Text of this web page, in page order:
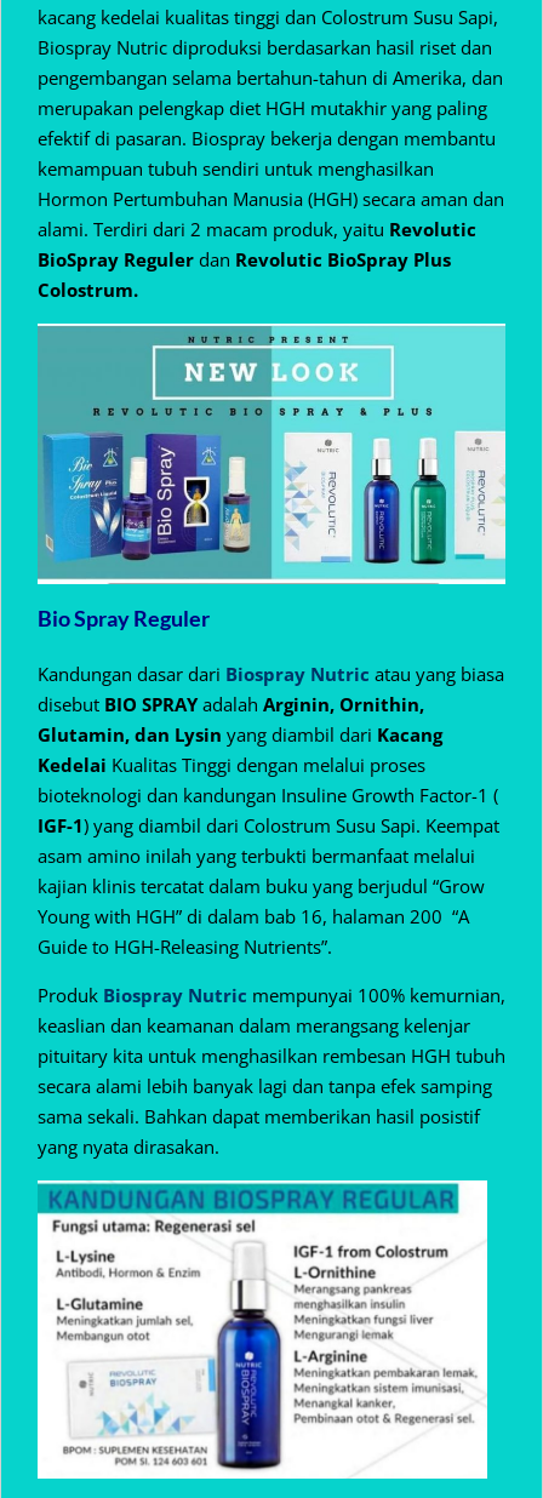
kacang kedelai kualitas tinggi dan Colostrum Susu Sapi,
Biospray Nutric diproduksi berdasarkan hasil riset dan
pengembangan selama bertahun-tahun di Amerika, dan
merupakan pelengkap diet HGH mutakhir yang paling
efektif di pasaran. Biospray bekerja dengan membantu
kemampuan tubuh sendiri untuk menghasilkan
Hormon Pertumbuhan Manusia (HGH) secara aman dan
alami. Terdiri dari 2 macam produk, yaitu Revolutic
BioSpray Reguler dan Revolutic BioSpray Plus
Colostrum.
Bio Spray Reguler
Kandungan dasar dari Biospray Nutric atau yang biasa
disebut BIO SPRAYadalah Arginin, Ornithin,
Glutamin, dan Lysin yang diambil dari Kacang
Kedelai Kualitas Tinggi dengan melalui proses
bioteknologi dan kandungan Insuline Growth Factor-1 (
IGF-1) yang diambil dari Colostrum Susu Sapi. Keempat
asam amino inilah yang terbukti bermanfaat melalui
kajian klinis tercatat dalam buku yang berjudul “Grow
Young with HGH” di dalam bab 16, halaman 200 “A
Guide to HGH-Releasing Nutrients”.
Produk Biospray Nutric mempunyai 100% kemurnian,
keaslian dan keamanan dalam merangsang kelenjar
pituitary kita untuk menghasilkan rembesan HGH tubuh
secara alami lebih banyak lagi dan tanpa efek samping
sama sekali. Bahkan dapat memberikan hasil posistif
yang nyata dirasakan.